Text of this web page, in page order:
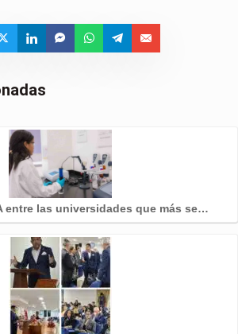
entre las universidades que más se…